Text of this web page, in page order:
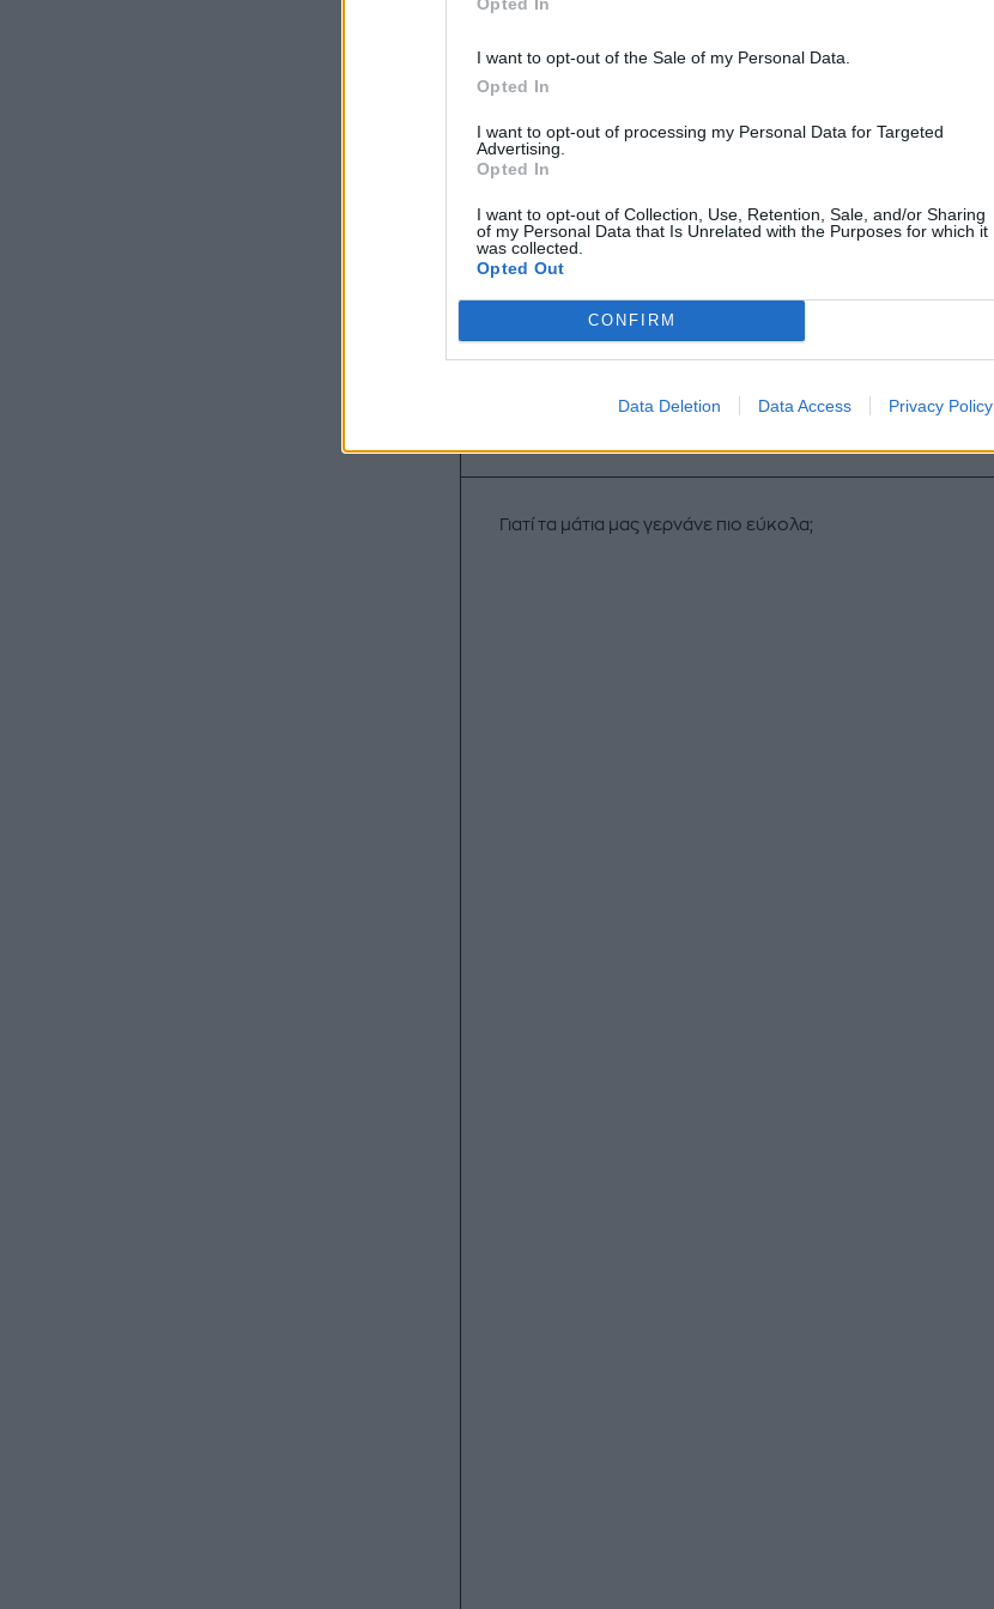
I want to opt-out of the Sale of my Personal Data.
Opted In
I want to opt-out of processing my Personal Data for Targeted
Advertising.
Opted In
I want to opt-out of Collection, Use, Retention, Sale, and/or Sharing
of my Personal Data that Is Unrelated with the Purposes for which it
was collected.
Opted Out
CONFIRM
Data Deletion Data Access Privacy Policy
Γιατί τα μάτια μας γερνάνε πιο εύκολα;